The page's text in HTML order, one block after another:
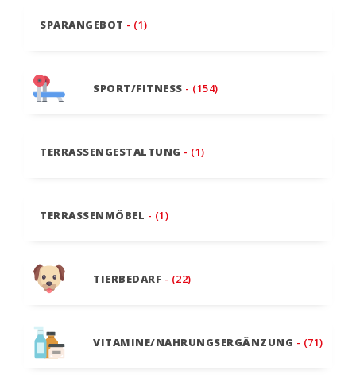
SPARANGEBOT - (1)
SPORT/FITNESS - (154)
TERRASSENGESTALTUNG - (1)
TERRASSENMÖBEL - (1)
TIERBEDARF - (22)
VITAMINE/NAHRUNGSERGÄNZUNG - (71)